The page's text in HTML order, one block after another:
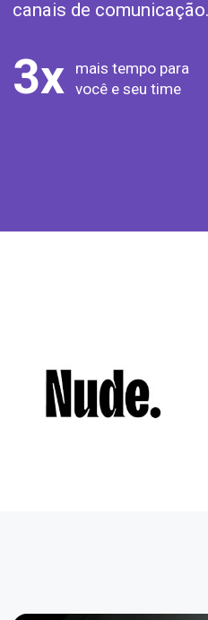
canais de comunicação.
3x
mais tempo para
você e seu time